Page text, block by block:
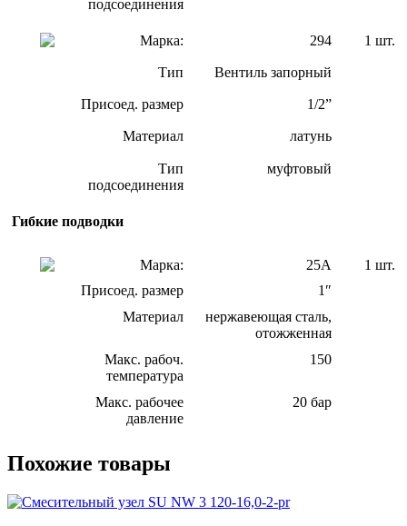
подсоединения
Марка: 294 1 шт.
Тип Вентиль запорный
Присоед. размер 1/2”
Материал латунь
Тип
подсоединения
муфтовый
Гибкие подводки
Марка: 25А
1 шт.
Присоед. размер
1″
Материал
нержавеющая сталь,
отожженная
Макс. рабоч.
температура
150
Макс. рабочее
давление
20 бар
Похожие товары